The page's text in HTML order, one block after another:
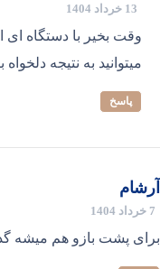
13 خرداد 1404
وقت بخیر با دستگاه ای
میتوانید به نتیجه دلخواه
پاسخ
آرشام
7 خرداد 1404
برای پشت بازو هم میشه